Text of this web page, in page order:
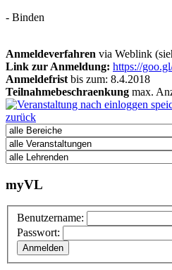
- Binden
Anmeldeverfahren via Weblink
Link zur Anmeldung: https://
Anmeldefrist bis zum: 8.4.2018
Teilnahmebeschraenkung max.
zurück
myVL
Benutzername:
Passwort: